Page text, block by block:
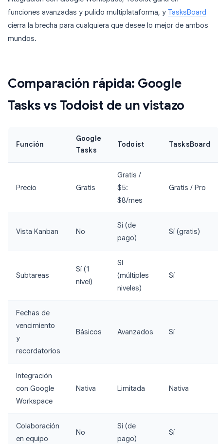
funciones avanzadas y pulido multiplataforma, y TasksBoard
cierra la brecha para cualquiera que desee lo mejor de ambos
mundos.
Comparación rápida: Google
Tasks vs Todoist de un vistazo
Función
Google
Tasks
Todoist TasksBoard
Precio Gratis
Gratis /
$5:
$8/mes
Gratis / Pro
Vista Kanban No
Sí (de
pago)
Sí (gratis)
Subtareas
Sí (1
nivel)
Sí
(múltiples
niveles)
Sí
Fechas de
vencimiento
y
recordatorios
Básicos Avanzados Sí
Integración
con Google
Workspace
Nativa Limitada Nativa
Colaboración
en equipo
No
Sí (de
pago)
Sí